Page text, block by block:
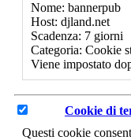
Nome: bannerpub
Host: djland.net
Scadenza: 7 giorni
Categoria: Cookie
Viene impostato
Cookie di
Questi cookie